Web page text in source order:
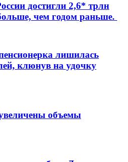
достигли 2,6* трлн
чем годом раньше.
лишилась
клюнув на удочку
объемы